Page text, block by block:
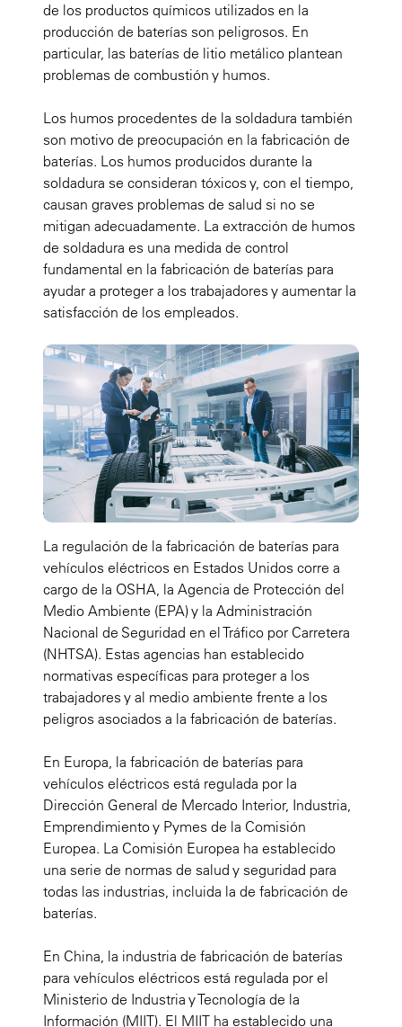
de los productos químicos utilizados en la
producción de baterías son peligrosos. En
particular, las baterías de litio metálico plantean
problemas de combustión y humos.
Los humos procedentes de la soldadura también
son motivo de preocupación en la fabricación de
baterías. Los humos producidos durante la
soldadura se consideran tóxicos y, con el tiempo,
causan graves problemas de salud si no se
mitigan adecuadamente. La extracción de humos
de soldadura es una medida de control
fundamental en la fabricación de baterías para
ayudar a proteger a los trabajadores y aumentar la
satisfacción de los empleados.
La regulación de la fabricación de baterías para
vehículos eléctricos en Estados Unidos corre a
cargo de la OSHA, la Agencia de Protección del
Medio Ambiente (EPA) y la Administración
Nacional de Seguridad en el Tráfico por Carretera
(NHTSA). Estas agencias han establecido
normativas específicas para proteger a los
trabajadores y al medio ambiente frente a los
peligros asociados a la fabricación de baterías.
En Europa, la fabricación de baterías para
vehículos eléctricos está regulada por la
Dirección General de Mercado Interior, Industria,
Emprendimiento y Pymes de la Comisión
Europea. La Comisión Europea ha establecido
una serie de normas de salud y seguridad para
todas las industrias, incluida la de fabricación de
baterías.
En China, la industria de fabricación de baterías
para vehículos eléctricos está regulada por el
Ministerio de Industria y Tecnología de la
Información (MIIT). El MIIT ha establecido una